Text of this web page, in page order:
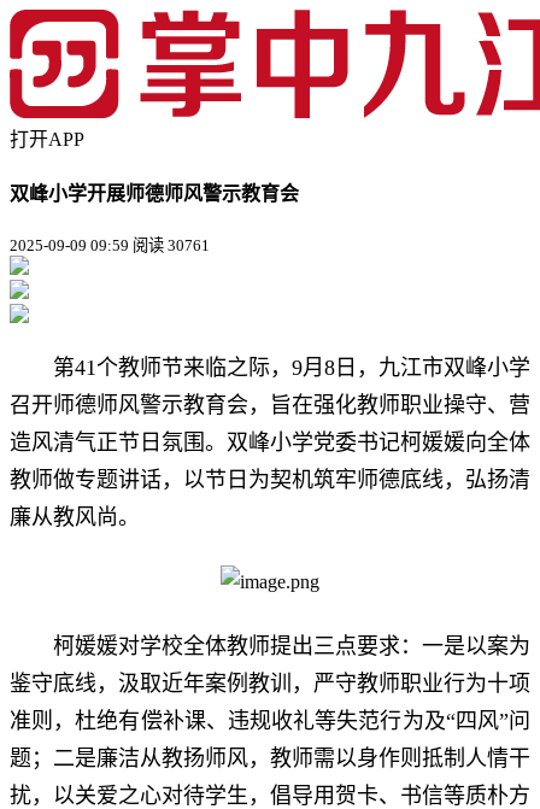
打开APP
双峰小学开展师德师风警示教育会
2025-09-09 09:59 阅读 30761
第41个教师节来临之际，9月8日，九江市双峰小学
召开师德师风警示教育会，旨在强化教师职业操守、营
造风清气正节日氛围。双峰小学党委书记柯媛媛向全体
教师做专题讲话，以节日为契机筑牢师德底线，弘扬清
廉从教风尚。
柯媛媛对学校全体教师提出三点要求：一是以案为
鉴守底线，汲取近年案例教训，严守教师职业行为十项
准则，杜绝有偿补课、违规收礼等失范行为及“四风”问
题；二是廉洁从教扬师风，教师需以身作则抵制人情干
扰，以关爱之心对待学生，倡导用贺卡、书信等质朴方